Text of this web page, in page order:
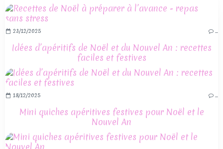
23/12/2025 …
Idées d’apéritifs de Noël et du Nouvel An : recettes
faciles et festives
18/12/2025 …
Mini quiches apéritives festives pour Noël et le
Nouvel An